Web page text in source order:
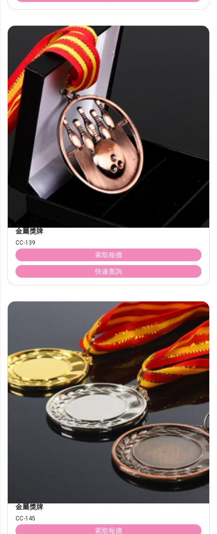
金屬獎牌
CC-139
索取報價
快速查詢
金屬獎牌
CC-145
索取報價